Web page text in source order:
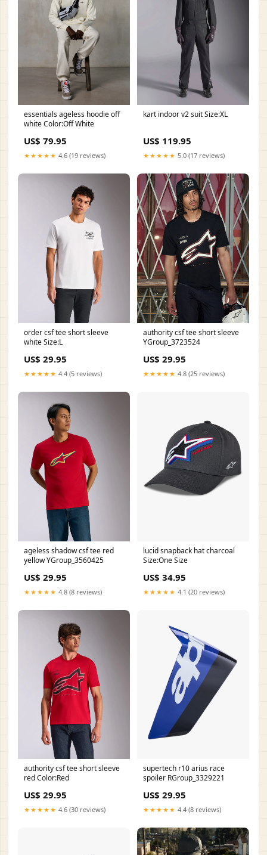
essentials ageless hoodie off
white Color:Off White
US$ 79.95
★★★★★ 4.6 (19 reviews)
kart indoor v2 suit Size:XL
US$ 119.95
★★★★★ 5.0 (17 reviews)
order csf tee short sleeve
white Size:L
US$ 29.95
★★★★★ 4.4 (5 reviews)
authority csf tee short sleeve
YGroup_3723524
US$ 29.95
★★★★★ 4.8 (25 reviews)
ageless shadow csf tee red
yellow YGroup_3560425
US$ 29.95
★★★★★ 4.8 (8 reviews)
lucid snapback hat charcoal
Size:One Size
US$ 34.95
★★★★★ 4.1 (20 reviews)
authority csf tee short sleeve
red Color:Red
US$ 29.95
★★★★★ 4.6 (30 reviews)
supertech r10 arius race
spoiler RGroup_3329221
US$ 29.95
★★★★★ 4.4 (8 reviews)